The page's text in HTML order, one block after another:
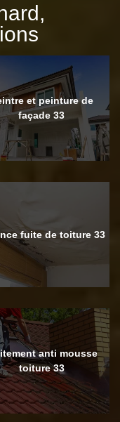
et peinture de
façade 33
fuite de toiture 33
anti mousse
toiture 33